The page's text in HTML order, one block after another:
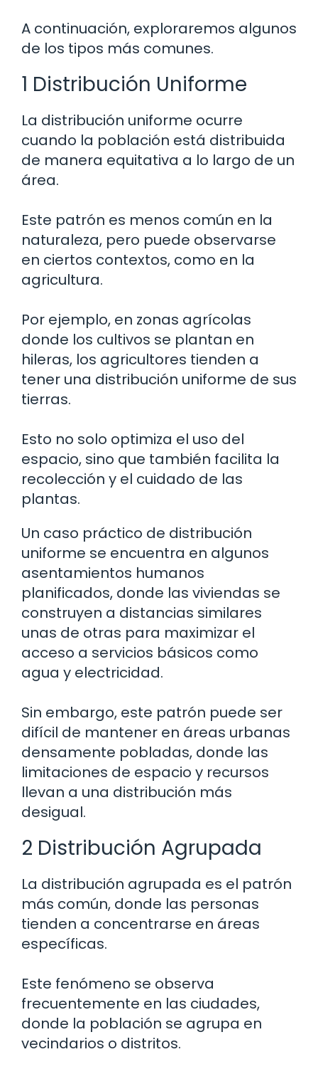
A continuación, exploraremos algunos
de los tipos más comunes.
1 Distribución Uniforme
La distribución uniforme ocurre
cuando la población está distribuida
de manera equitativa a lo largo de un
área.
Este patrón es menos común en la
naturaleza, pero puede observarse
en ciertos contextos, como en la
agricultura.
Por ejemplo, en zonas agrícolas
donde los cultivos se plantan en
hileras, los agricultores tienden a
tener una distribución uniforme de sus
tierras.
Esto no solo optimiza el uso del
espacio, sino que también facilita la
recolección y el cuidado de las
plantas.
Un caso práctico de distribución
uniforme se encuentra en algunos
asentamientos humanos
planificados, donde las viviendas se
construyen a distancias similares
unas de otras para maximizar el
acceso a servicios básicos como
agua y electricidad.
Sin embargo, este patrón puede ser
difícil de mantener en áreas urbanas
densamente pobladas, donde las
limitaciones de espacio y recursos
llevan a una distribución más
desigual.
2 Distribución Agrupada
La distribución agrupada es el patrón
más común, donde las personas
tienden a concentrarse en áreas
específicas.
Este fenómeno se observa
frecuentemente en las ciudades,
donde la población se agrupa en
vecindarios o distritos.